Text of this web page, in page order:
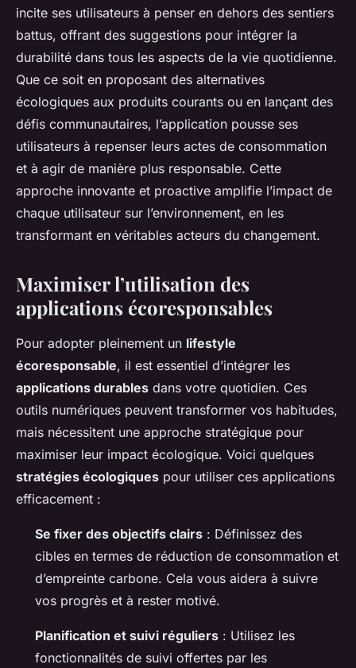
incite ses utilisateurs à penser en dehors des sentiers
battus, offrant des suggestions pour intégrer la
durabilité dans tous les aspects de la vie quotidienne.
Que ce soit en proposant des alternatives
écologiques aux produits courants ou en lançant des
défis communautaires, l’application pousse ses
utilisateurs à repenser leurs actes de consommation
et à agir de manière plus responsable. Cette
approche innovante et proactive amplifie l’impact de
chaque utilisateur sur l’environnement, en les
transformant en véritables acteurs du changement.
Maximiser l’utilisation des
applications écoresponsables
Pour adopter pleinement un lifestyle
écoresponsable, il est essentiel d’intégrer les
applications durables dans votre quotidien. Ces
outils numériques peuvent transformer vos habitudes,
mais nécessitent une approche stratégique pour
maximiser leur impact écologique. Voici quelques
stratégies écologiques pour utiliser ces applications
efficacement :
Se fixer des objectifs clairs : Définissez des
cibles en termes de réduction de consommation et
d’empreinte carbone. Cela vous aidera à suivre
vos progrès et à rester motivé.
Planification et suivi réguliers : Utilisez les
fonctionnalités de suivi offertes par les